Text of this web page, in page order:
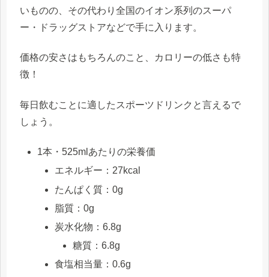
いものの、その代わり全国のイオン系列のスーパ
ー・ドラッグストアなどで手に入ります。
価格の安さはもちろんのこと、カロリーの低さも特
徴！
毎日飲むことに適したスポーツドリンクと言えるで
しょう。
1本・525mlあたりの栄養価
エネルギー：27kcal
たんぱく質：0g
脂質：0g
炭水化物：6.8g
糖質：6.8g
食塩相当量：0.6g